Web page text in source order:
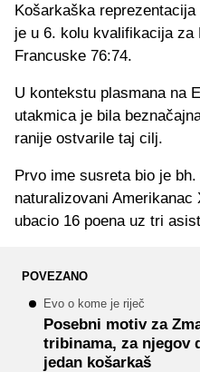
Košarkaška
je u 6. kolu kvalifikacija za
Francuske 76:74.
U kontekstu plasmana na
utakmica je bila
ranije ostvarile taj cilj.
Prvo ime susreta bio je
naturalizovani
ubacio 16 poena uz tri
POVEZANO
Evo o kome je riječ
Posebni motiv za
tribinama, za njegov
jedan košarkaš